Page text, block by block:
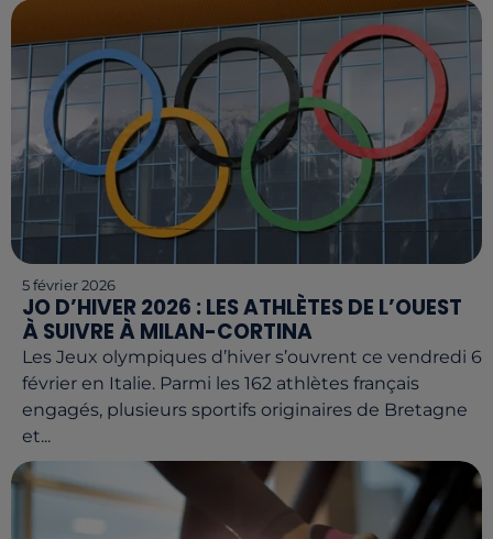
5 février 2026
JO D’HIVER 2026 : LES ATHLÈTES DE L’OUEST
À SUIVRE À MILAN-CORTINA
Les Jeux olympiques d’hiver s’ouvrent ce vendredi 6
février en Italie. Parmi les 162 athlètes français
engagés, plusieurs sportifs originaires de Bretagne
et...